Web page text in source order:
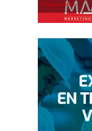
Agencia SEO